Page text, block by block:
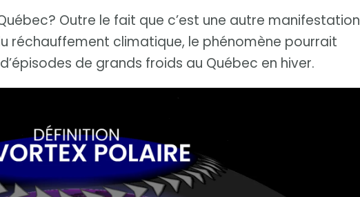
Outre le fait que c’est une autre manifestation
réchauffement climatique, le phénomène pourrait
de grands froids au Québec en hiver.